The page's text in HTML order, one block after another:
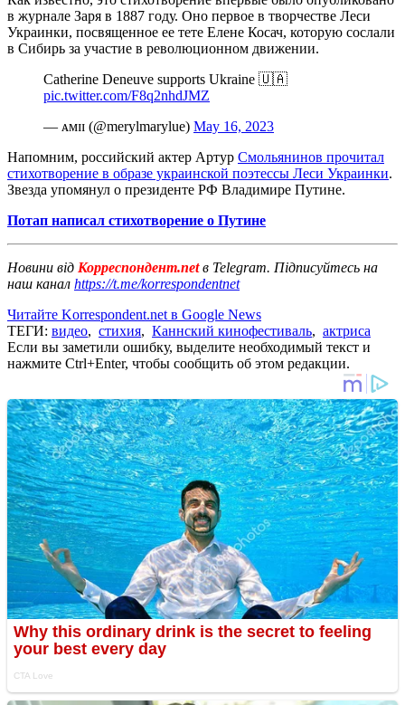
в журнале Заря в 1887 году. Оно первое в творчестве Леси
Украинки, посвященное ее тете Елене Косач, которую сослали
в Сибирь за участие в революционном движении.
Catherine Deneuve supports Ukraine 🇺🇦
pic.twitter.com/F8q2nhdJMZ
— ᴀᴍɪɪ (@merylmarylue) May 16, 2023
Напомним, российский актер Артур Смольянинов прочитал
стихотворение в образе украинской поэтессы Леси Украинки.
Звезда упомянул о президенте РФ Владимире Путине.
Потап написал стихотворение о Путине
Новини від Корреспондент.netв Telegram. Підписуйтесь на
наш канал https://t.me/korrespondentnet
Читайте Korrespondent.net в Google News
ТЕГИ: видео, стихия, Каннский кинофестиваль, актриса
Если вы заметили ошибку, выделите необходимый текст и
нажмите Ctrl+Enter, чтобы сообщить об этом редакции.